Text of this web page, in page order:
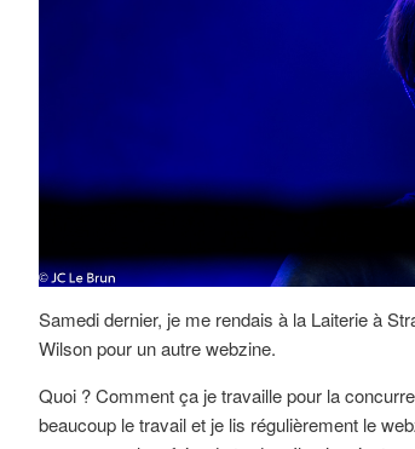
Samedi dernier, je me rendais à la Laiterie à
Wilson pour un autre webzine.
Quoi ? Comment ça je travaille pour la
beaucoup le travail et je lis régulièrement le